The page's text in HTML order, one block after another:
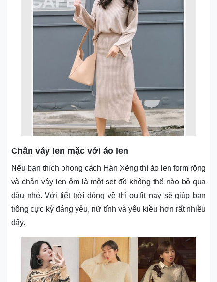
Chân váy len mặc với áo len
Nếu bạn thích phong cách Hàn Xẻng thì áo len form rộng
và chân váy len ôm là một set đồ không thể nào bỏ qua
đâu nhé. Với tiết trời đông về thì outfit này sẽ giúp bạn
trông cực kỳ đáng yêu, nữ tính và yêu kiều hơn rất nhiều
đấy.